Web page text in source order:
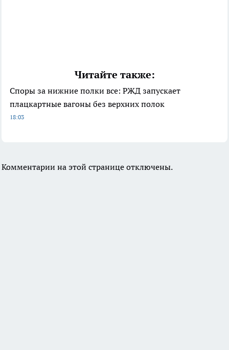
Читайте также:
Споры за нижние полки все: РЖД запускает
плацкартные вагоны без верхних полок
18:03
Комментарии на этой странице отключены.